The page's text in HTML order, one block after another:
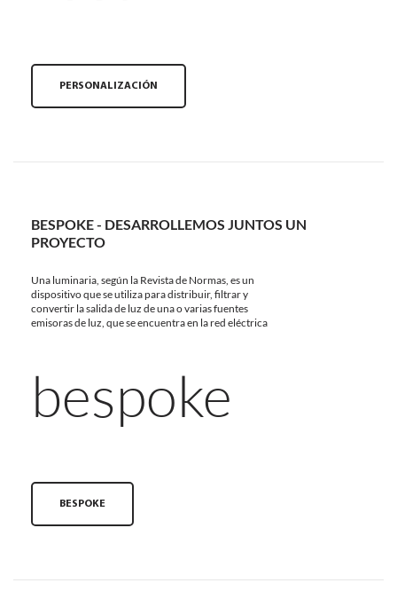
PERSONALIZACIÓN
BESPOKE - DESARROLLEMOS JUNTOS UN
PROYECTO
Una luminaria, según la Revista de Normas, es un
dispositivo que se utiliza para distribuir, filtrar y
convertir la salida de luz de una o varias fuentes
emisoras de luz, que se encuentra en la red eléctrica
bespoke
BESPOKE